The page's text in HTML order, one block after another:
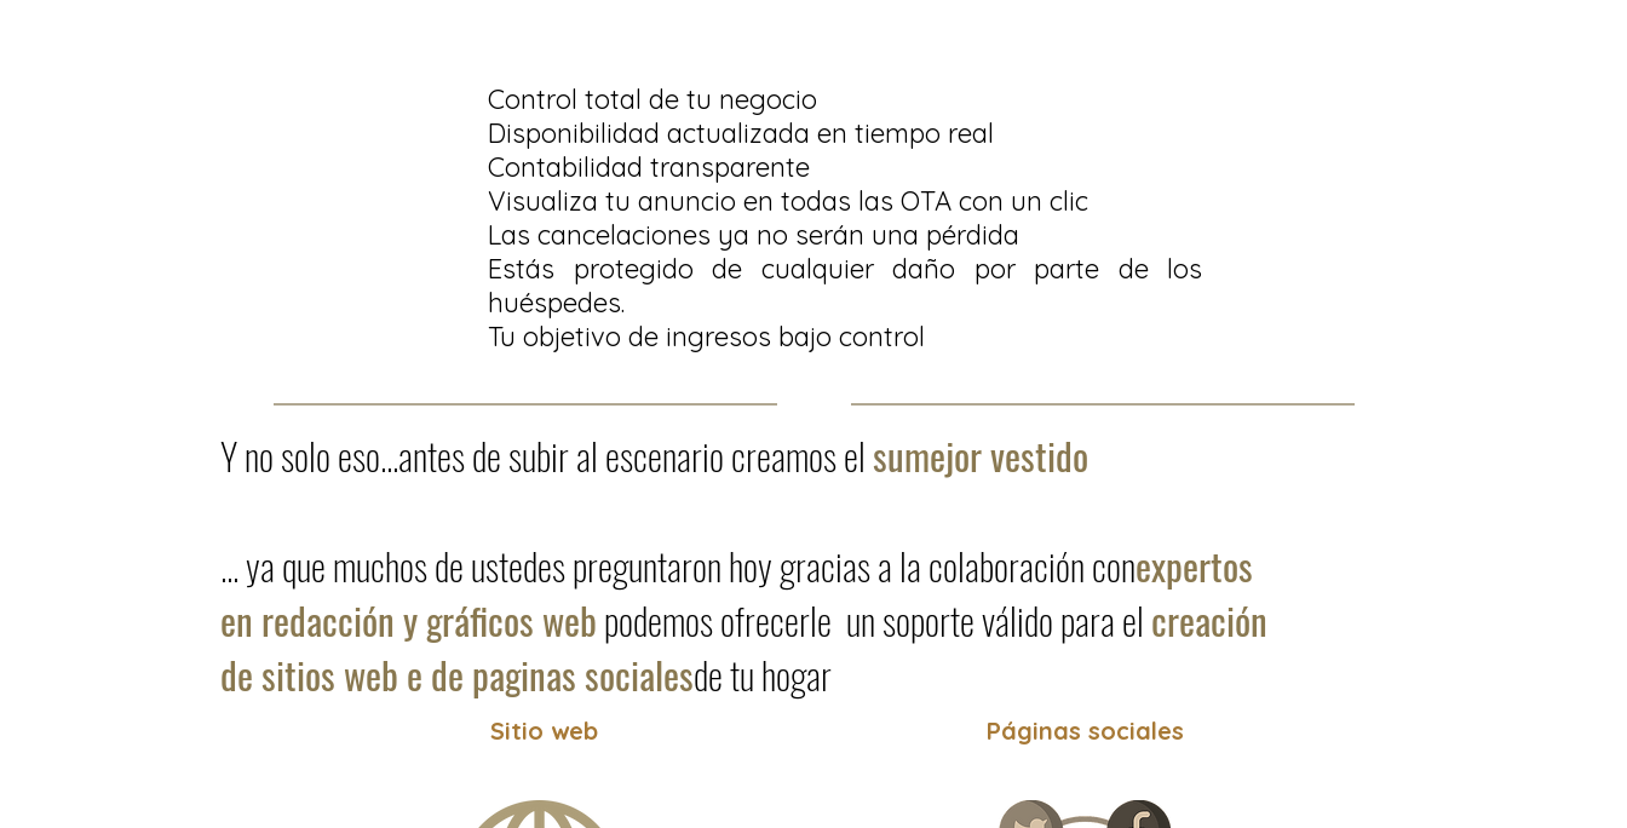
Control total de tu negocio
Disponibilidad actualizada en tiempo real
Contabilidad transparente
Visualiza tu anuncio en todas las OTA con un clic
Las cancelaciones ya no serán una pérdida
Estás protegido de cualquier daño por parte de los
huéspedes.
Tu objetivo de ingresos bajo control
Y no solo eso...antes de subir al escenario creamos elsumejor vestido
... ya que muchos de ustedes preguntaron hoy gracias a la colaboración conexpertos
en redacción y gráficos webpodemos ofrecerle un soporte válido para elcreación
de sitios web ede paginas socialesde tu hogar
Sitio web Páginas sociales